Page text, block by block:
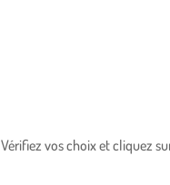
Vérifiez vos choix et cliquez